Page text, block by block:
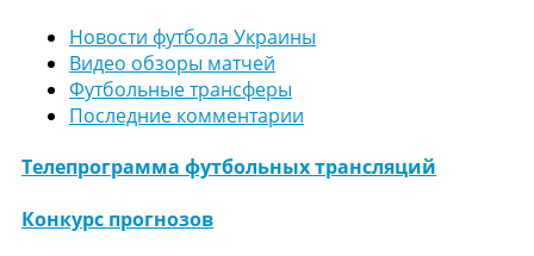
Новости футбола Украины
Видео обзоры матчей
Футбольные трансферы
Последние комментарии
Телепрограмма футбольных трансляций
Конкурс прогнозов